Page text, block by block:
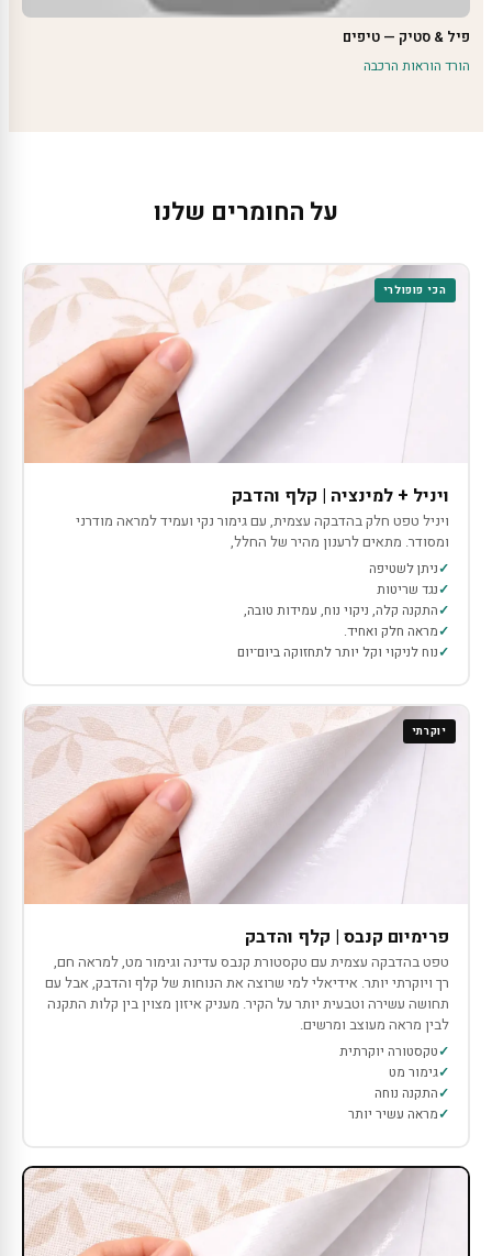
פיל & סטיק — טיפים
הורד הוראות הרכבה
על החומרים שלנו
הכי פופולרי
ויניל + למינציה | קלף והדבק
ויניל טפט חלק בהדבקה עצמית, עם גימור נקי ועמיד למראה מודרני
ומסודר. מתאים לרענון מהיר של החלל,
ניתן לשטיפה
נגד שריטות
התקנה קלה, ניקוי נוח, עמידות טובה,
מראה חלק ואחיד.
נוח לניקוי וקל יותר לתחזוקה ביום־יום
יוקרתי
פרימיום קנבס | קלף והדבק
טפט בהדבקה עצמית עם טקסטורת קנבס עדינה וגימור מט, למראה חם,
רך ויוקרתי יותר. אידיאלי למי שרוצה את הנוחות של קלף והדבק, אבל עם
תחושה עשירה וטבעית יותר על הקיר. מעניק איזון מצוין בין קלות התקנה
לבין מראה מעוצב ומרשים.
טקסטורה יוקרתית
גימור מט
התקנה נוחה
מראה עשיר יותר